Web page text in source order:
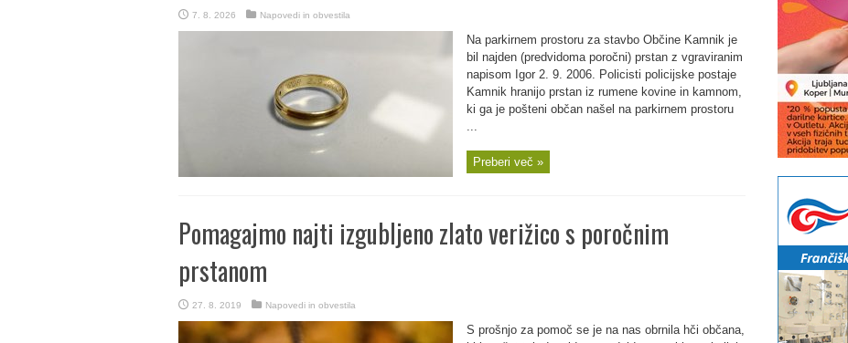
7. 8. 2026 Napovedi in obvestila
Na parkirnem prostoru za stavbo Občine Kamnik je
bil najden (predvidoma poročni) prstan z vgraviranim
napisom Igor 2. 9. 2006. Policisti policijske postaje
Kamnik hranijo prstan iz rumene kovine in kamnom,
ki ga je pošteni občan našel na parkirnem prostoru
...
Preberi več »
Pomagajmo najti izgubljeno zlato verižico s poročnim
prstanom
27. 8. 2019 Napovedi in obvestila
S prošnjo za pomoč se je na nas obrnila hči občana,